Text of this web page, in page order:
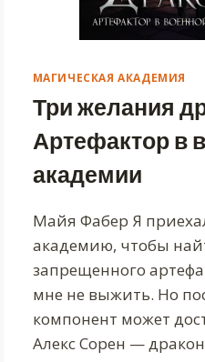
МАГИЧЕСКАЯ АКАДЕМИЯ
Три желания
Артефактор в
академии
Майя Фабер Я
академию, чтобы
запрещенного
мне не выжить. Но
компонент может
Алекс Сорен —